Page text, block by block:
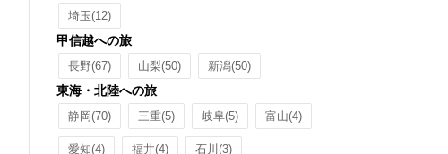
埼玉(12)
甲信越への旅
長野(67) 山梨(50) 新潟(50)
東海・北陸への旅
静岡(70) 三重(5) 岐阜(5) 富山(4)
愛知(4) 福井(4) 石川 (3)